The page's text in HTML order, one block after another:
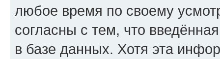
любое время по своему
согласны с тем, что
в базе данных. Хотя эта